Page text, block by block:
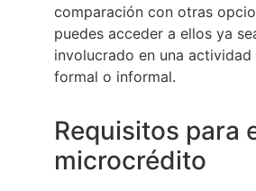
comparación con otras
puedes acceder a ellos ya
involucrado en una actividad
formal o informal.
Requisitos para
microcrédito